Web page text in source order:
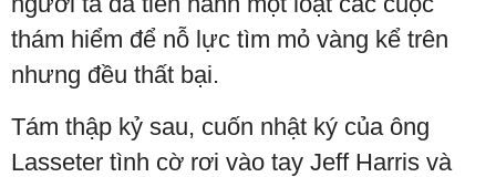
thám hiểm để nỗ lực tìm mỏ vàng kể trên
nhưng đều thất bại.
Tám thập kỷ sau, cuốn nhật ký của ông
Lasseter tình cờ rơi vào tay Jeff Harris và